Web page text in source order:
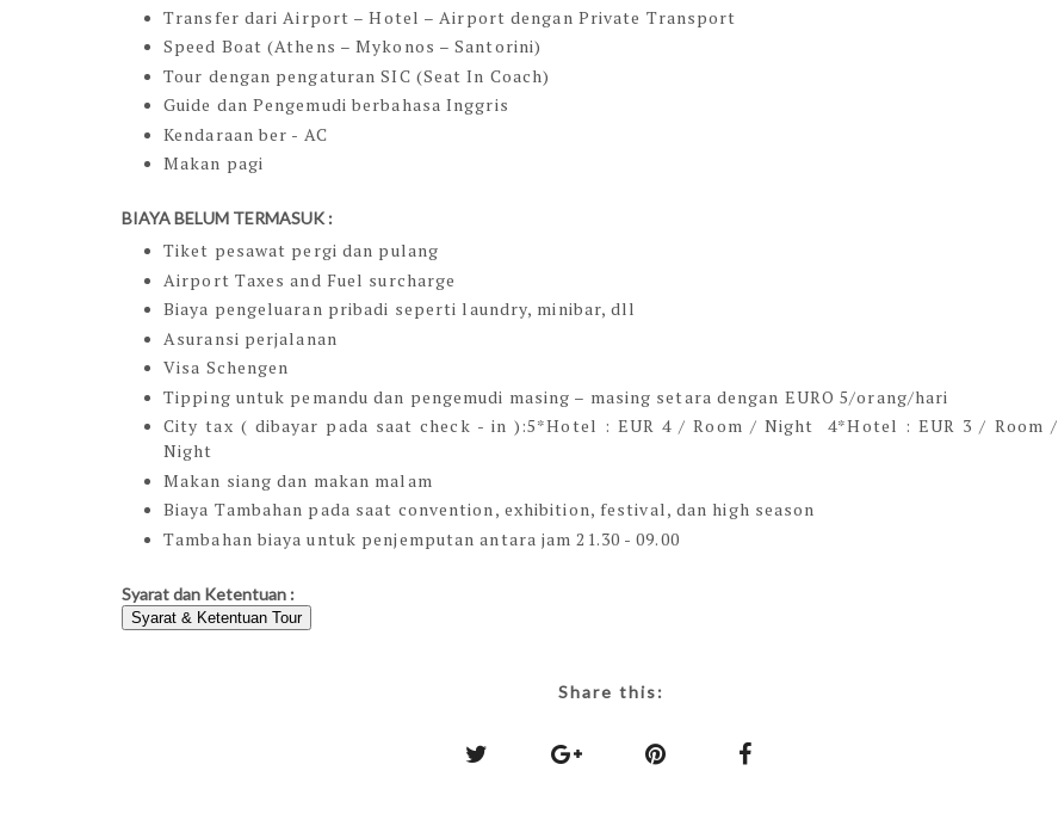
Transfer dari Airport – Hotel – Airport dengan Private Transport
Speed Boat (Athens – Mykonos – Santorini)
Tour dengan pengaturan SIC (Seat In Coach)
Guide dan Pengemudi berbahasa Inggris
Kendaraan ber - AC
Makan pagi
BIAYA BELUM TERMASUK :
Tiket pesawat pergi dan pulang
Airport Taxes and Fuel surcharge
Biaya pengeluaran pribadi seperti laundry, minibar, dll
Asuransi perjalanan
Visa Schengen
Tipping untuk pemandu dan pengemudi masing – masing setara dengan EURO 5/orang/hari
City tax ( dibayar pada saat check - in ):5*Hotel : EUR 4 / Room / Night 4*Hotel : EUR 3 / Room /
Night
Makan siang dan makan malam
Biaya Tambahan pada saat convention, exhibition, festival, dan high season
Tambahan biaya untuk penjemputan antara jam 21.30 - 09.00
Syarat dan Ketentuan :
Syarat & Ketentuan Tour
Share this: